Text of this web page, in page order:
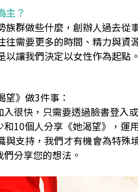
主？
族群做些什麼，創辦人過去
往需要更多的時間、精力與
讓我們決定以女性作為起點。
》做3件事：
很快，只需要透過臉書登入
10個人分享《她渴望》，運
支持，我們才有機會為特殊
分享您的想法。